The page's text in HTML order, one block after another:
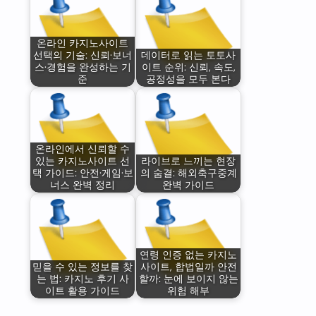
온라인 카지노사이트
선택의 기술: 신뢰·보너
스·경험을 완성하는 기
준
데이터로 읽는 토토사
이트 순위: 신뢰, 속도,
공정성을 모두 본다
온라인에서 신뢰할 수
있는 카지노사이트 선
택 가이드: 안전·게임·보
너스 완벽 정리
라이브로 느끼는 현장
의 숨결: 해외축구중계
완벽 가이드
믿을 수 있는 정보를 찾
는 법: 카지노 후기 사
이트 활용 가이드
연령 인증 없는 카지노
사이트, 합법일까 안전
할까: 눈에 보이지 않는
위험 해부